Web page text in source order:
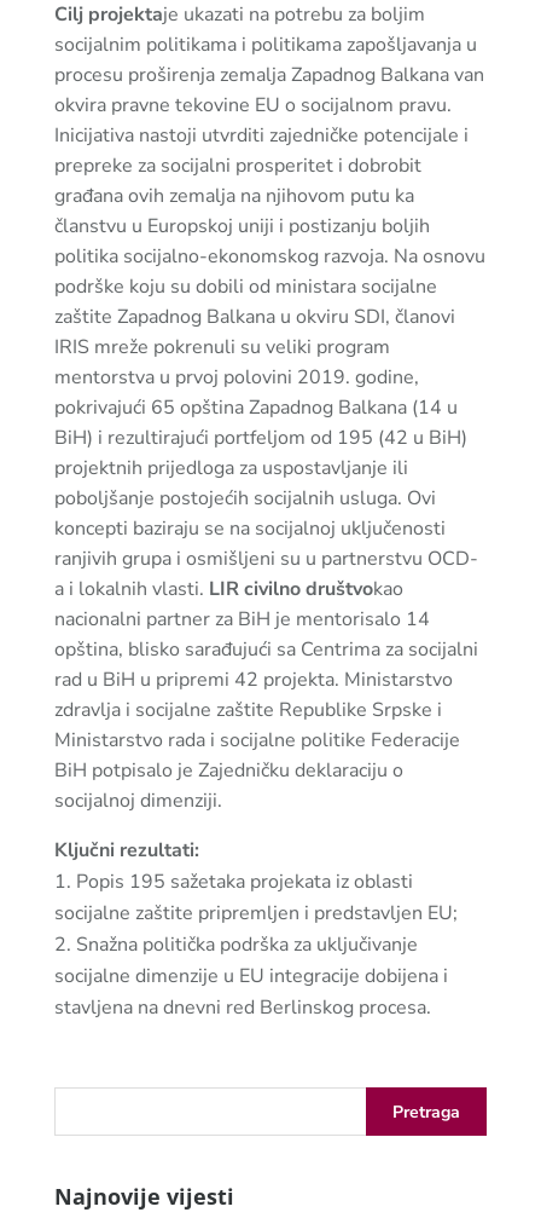
Cilj projektaje ukazati na potrebu za boljim
socijalnim politikama i politikama zapošljavanja u
procesu proširenja zemalja Zapadnog Balkana van
okvira pravne tekovine EU o socijalnom pravu.
Inicijativa nastoji utvrditi zajedničke potencijale i
prepreke za socijalni prosperitet i dobrobit
građana ovih zemalja na njihovom putu ka
članstvu u Europskoj uniji i postizanju boljih
politika socijalno-ekonomskog razvoja. Na osnovu
podrške koju su dobili od ministara socijalne
zaštite Zapadnog Balkana u okviru SDI, članovi
IRIS mreže pokrenuli su veliki program
mentorstva u prvoj polovini 2019. godine,
pokrivajući 65 opština Zapadnog Balkana (14 u
BiH) i rezultirajući portfeljom od 195 (42 u BiH)
projektnih prijedloga za uspostavljanje ili
poboljšanje postojećih socijalnih usluga. Ovi
koncepti baziraju se na socijalnoj uključenosti
ranjivih grupa i osmišljeni su u partnerstvu OCD-
a i lokalnih vlasti. LIR civilno društvokao
nacionalni partner za BiH je mentorisalo 14
opština, blisko sarađujući sa Centrima za socijalni
rad u BiH u pripremi 42 projekta. Ministarstvo
zdravlja i socijalne zaštite Republike Srpske i
Ministarstvo rada i socijalne politike Federacije
BiH potpisalo je Zajedničku deklaraciju o
socijalnoj dimenziji.
Ključni rezultati:
Popis 195 sažetaka projekata iz oblasti
socijalne zaštite pripremljen i predstavljen EU;
Snažna politička podrška za uključivanje
socijalne dimenzije u EU integracije dobijena i
stavljena na dnevni red Berlinskog procesa.
Najnovije vijesti